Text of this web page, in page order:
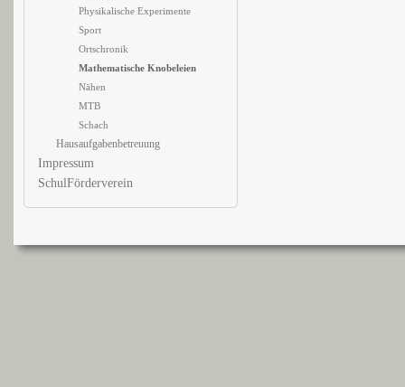
Physikalische Experimente
Sport
Ortschronik
Mathematische Knobeleien
Nähen
MTB
Schach
Hausaufgabenbetreuung
Impressum
SchulFörderverein